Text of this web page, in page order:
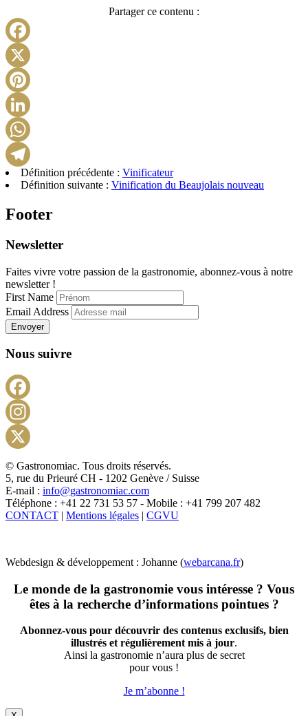
Partager ce contenu :
Telegram
Définition précédente : Vinificateur
Définition suivante : Vinification du Beaujolais nouveau
Footer
Newsletter
Faites vivre votre passion de la gastronomie, abonnez-vous à notre
newsletter !
First Name
Email Address
Envoyer
Nous suivre
X
© Gastronomiac. Tous droits réservés.
5, rue du Prieuré CH - 1202 Genève / Suisse
E-mail : info@gastronomiac.com
Téléphone : +41 22 731 53 57 - Mobile : +41 799 207 482
CONTACT | Mentions légales | CGVU
Webdesign & développement : Johanne (webarcana.fr)
Le monde de la gastronomie vous intéresse ? Vous
êtes à la recherche d’informations pointues ?
Abonnez-vous pour découvrir des contenus exclusifs, bien
illustrés et régulièrement mis à jour.
Ainsi la gastronomie n’aura plus de secret
pour vous !
Je m’abonne !